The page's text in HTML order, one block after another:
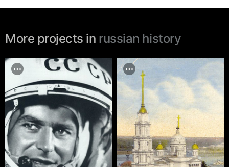
More projects in russian history